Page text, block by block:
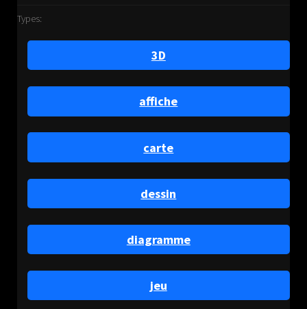
Types:
3D
affiche
carte
dessin
diagramme
jeu